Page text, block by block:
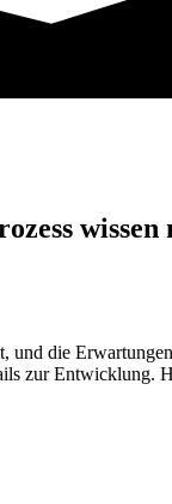
wissen
und die
zur Entwicklung.